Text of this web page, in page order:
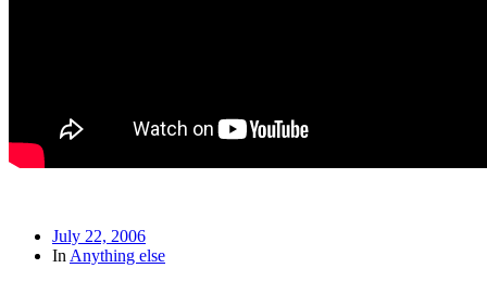
July 22, 2006
In Anything else